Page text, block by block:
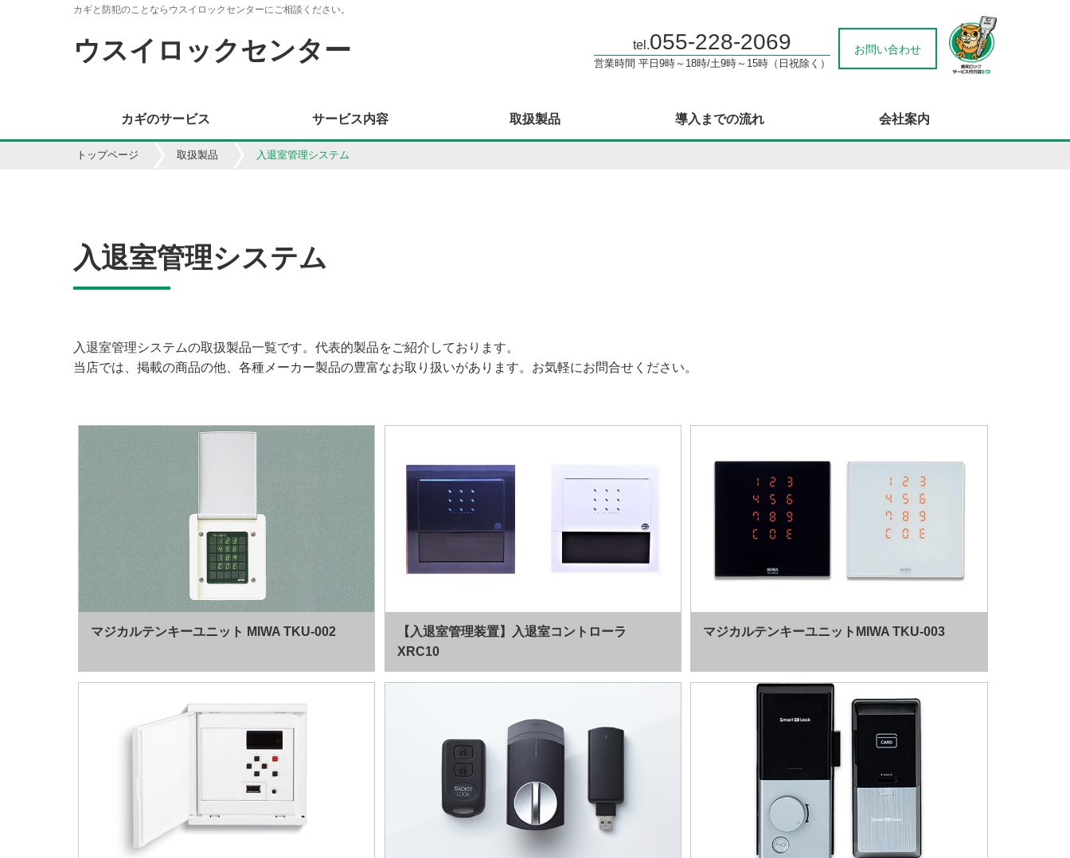
カギと防犯のことならウスイロックセンターにご相談ください。
ウスイロックセンター tel.055-228-2069
営業時間 平日9時～18時/土9時～15時（日祝除く）
お問い合わせ
カギのサービス サービス内容 取扱製品 導入までの流れ 会社案内
トップページ 取扱製品 入退室管理システム
入退室管理システム
入退室管理システムの取扱製品一覧です。代表的製品をご紹介しております。
当店では、掲載の商品の他、各種メーカー製品の豊富なお取り扱いがあります。お気軽にお問合せください。
マジカルテンキーユニット MIWA TKU-002
【入退室管理装置】入退室コントローラ
XRC10
マジカルテンキーユニットMIWA TKU-003